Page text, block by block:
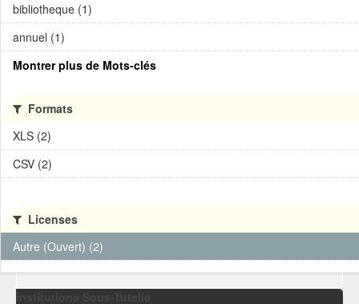
bibliotheque (1)
annuel (1)
Montrer plus de Mots-clés
Formats
XLS (2)
CSV (2)
Licenses
Autre (Ouvert) (2)